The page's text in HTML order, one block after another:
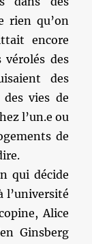
rien qu’on
encore
vérolés des
des
vies de
l’un.e ou
de
qui décide
l’université
Alice
Ginsberg